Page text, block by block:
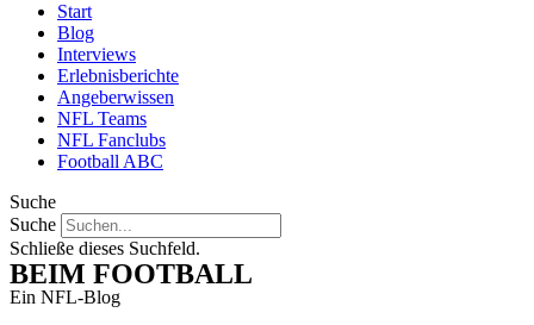
Start
Blog
Interviews
Erlebnisberichte
Angeberwissen
NFL Teams
NFL Fanclubs
Football ABC
Suche
Suche
Schließe dieses Suchfeld.
BEIM FOOTBALL
Ein NFL-Blog